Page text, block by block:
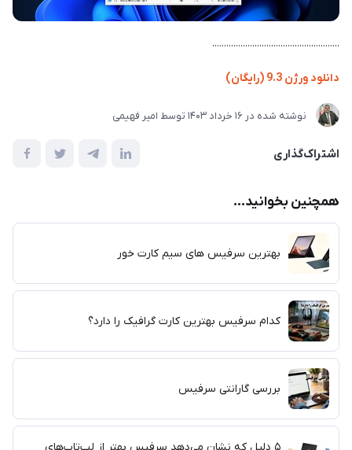
......................................................
دانلود ورژن 9.3 (رایگان)
نوشته شده در 16 خرداد 1403 توسط امیر فهیمی
اشتراک‌گذاری
همچنین بخوانید...
بهترین سرفیس های سیم کارت خور
کدام سرفیس بهترین کارت گرافیک را دارد؟
بررسی گارانتی سرفیس